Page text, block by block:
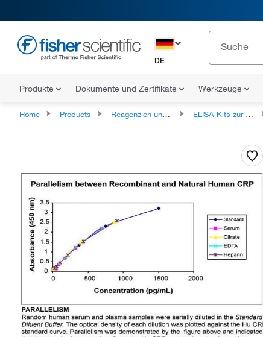
DE
Produkte Dokumente und Zertifikate Werkzeuge
Home Products Reagenzien und Kits für Immunassays ELISA-Kits zur Life-Science-Forschung